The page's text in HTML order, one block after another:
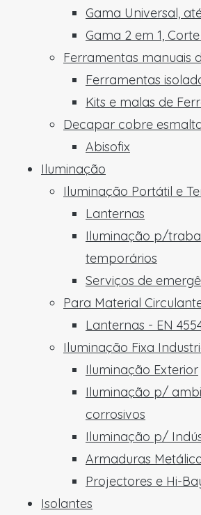
Gama Universal,
Gama 2 em 1,
Ferramentas manuais
Ferramentas
Kits e malas de
Decapar cobre
Abisofix
Iluminação
Iluminação Portátil e
Lanternas
Iluminação p/
temporários
Serviços de
Para Material
Lanternas - EN
Iluminação Fixa
Iluminação Exterior
Iluminação p/
corrosivos
Iluminação p/
Armaduras
Projectores e Hi-
Isolantes